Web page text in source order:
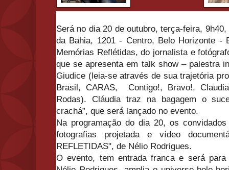
Será no dia 20 de outubro, terça-feira,
da Bahia, 1201 - Centro, Belo Horizonte -
Memórias Reflétidas, do jornalista e
que se apresenta em talk show – palestra
Giudice (leia-se através de sua trajetória
Brasil, CARAS, Contigo!, Bravo!,
Rodas). Cláudia traz na bagagem o
crachá”, que será lançado no evento.
Na programação do dia 20, os
fotografias projetada e vídeo
REFLETIDAS", de Nélio Rodrigues.
O evento, tem entrada franca e será